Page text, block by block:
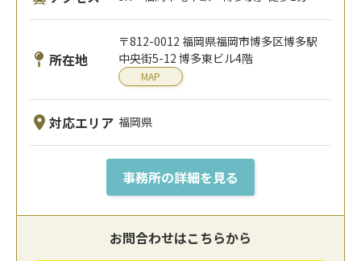
所在地
〒812-0012 福岡県福岡市博多区博多駅
中央街5-12 博多東ビル4階
MAP
対応エリア 福岡県
事務所の詳細を見る
お問合わせはこちらから